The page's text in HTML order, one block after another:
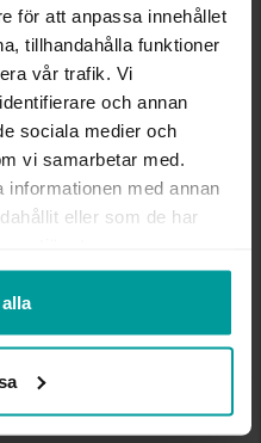
för att anpassa innehållet
tillhandahålla funktioner
vår trafik. Vi
och annan
sociala medier och
vi samarbetar med.
med annan
eller som de har
zirkonia